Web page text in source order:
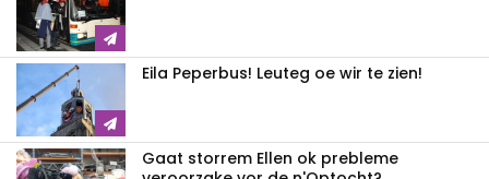
Eila Peperbus! Leuteg oe wir te zien!
Gaat storrem Ellen ok prebleme